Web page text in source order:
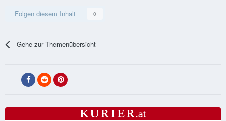
Folgen diesem Inhalt 0
Gehe zur Themenübersicht